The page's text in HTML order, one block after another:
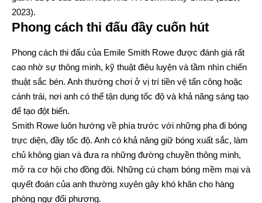
2023).
Phong cách thi đấu đầy cuốn hút
Phong cách thi đấu của Emile Smith Rowe được đánh giá rất
cao nhờ sự thông minh, kỹ thuật điêu luyện và tầm nhìn chiến
thuật sắc bén. Anh thường chơi ở vị trí tiền vệ tấn công hoặc
cánh trái, nơi anh có thể tận dụng tốc độ và khả năng sáng tạo
để tạo đột biến.
Smith Rowe luôn hướng về phía trước với những pha đi bóng
trực diện, đầy tốc độ. Anh có khả năng giữ bóng xuất sắc, làm
chủ không gian và đưa ra những đường chuyền thông minh,
mở ra cơ hội cho đồng đội. Những cú chạm bóng mềm mại và
quyết đoán của anh thường xuyên gây khó khăn cho hàng
phòng ngự đối phương.